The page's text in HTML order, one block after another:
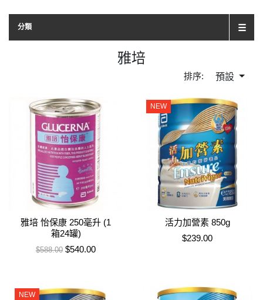
分類 ☰
雅培
排序: 預設
雅培 怡保康 250毫升 (1
箱24罐)
售價
$588.00 特價
$540.00
NEW
活力加營素 850g
售價
$239.00
NEW